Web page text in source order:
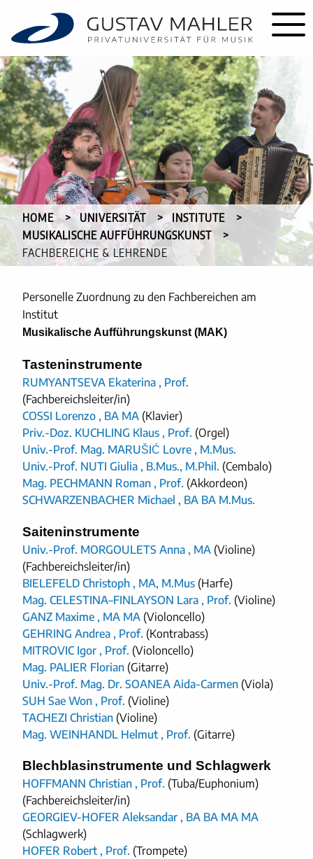
HOME UNIVERSITÄT
INSTITUTE
MUSIKALISCHE AUFFÜHRUNGSKUNST
CURRENT:
FACHBEREICHE & LEHRENDE
Personelle Zuordnung zu den Fachbereichen am
Institut
Musikalische Aufführungskunst (MAK)
Tasteninstrumente
RUMYANTSEVA Ekaterina , Prof.
(Fachbereichsleiter/in)
COSSI Lorenzo , BA MA (Klavier)
Priv.-Doz. KUCHLING Klaus , Prof. (Orgel)
Univ.-Prof. Mag. MARUŠIĆ Lovre , M.Mus.
Univ.-Prof. NUTI Giulia , B.Mus., M.Phil. (Cembalo)
Mag. PECHMANN Roman , Prof. (Akkordeon)
SCHWARZENBACHER Michael , BA BA M.Mus.
Saiteninstrumente
Univ.-Prof. MORGOULETS Anna , MA (Violine)
(Fachbereichsleiter/in)
BIELEFELD Christoph , MA, M.Mus (Harfe)
Mag. CELESTINA–FINLAYSON Lara , Prof. (Violine)
GANZ Maxime , MA MA (Violoncello)
GEHRING Andrea , Prof. (Kontrabass)
MITROVIC Igor , Prof. (Violoncello)
Mag. PALIER Florian (Gitarre)
Univ.-Prof. Mag. Dr. SOANEA Aida-Carmen (Viola)
SUH Sae Won , Prof. (Violine)
TACHEZI Christian (Violine)
Mag. WEINHANDL Helmut , Prof. (Gitarre)
Blechblasinstrumente und Schlagwerk
HOFFMANN Christian , Prof. (Tuba/Euphonium)
(Fachbereichsleiter/in)
GEORGIEV-HOFER Aleksandar , BA BA MA MA
(Schlagwerk)
HOFER Robert , Prof. (Trompete)